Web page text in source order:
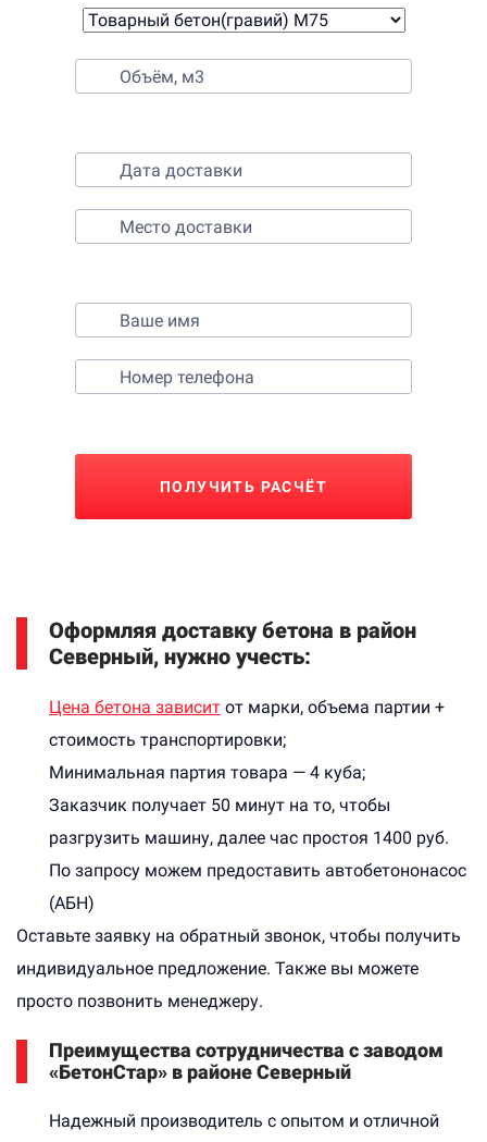
ПОЛУЧИТЬ РАСЧЁТ
Оформляя доставку бетона в район
Северный, нужно учесть:
Цена бетона зависит от марки, объема партии +
стоимость транспортировки;
Минимальная партия товара — 4 куба;
Заказчик получает 50 минут на то, чтобы
разгрузить машину, далее час простоя 1400 руб.
По запросу можем предоставить автобетононасос
(АБН)
Оставьте заявку на обратный звонок, чтобы получить
индивидуальное предложение. Также вы можете
просто позвонить менеджеру.
Преимущества сотрудничества с заводом
«БетонСтар» в районе Северный
Надежный производитель с опытом и отличной